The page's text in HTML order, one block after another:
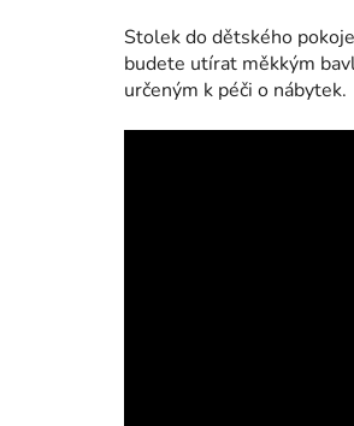
Stolek do dětského
budete utírat měkkým
určeným k péči o nábytek.